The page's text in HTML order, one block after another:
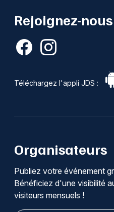
Rejoignez-
Téléchargez l'appli JDS :
Organisateurs
Publiez votre événement
Bénéficiez d'une visibilité
visiteurs mensuels !